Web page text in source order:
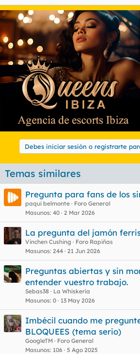
Debes iniciar sesión o registrarte
Temas similares
Pregunta para fans de los
paqui belmonte
Foro General
Masunos 40 2 Mar 2026
La pregunta del jamón
Vinchen Cushing
Foro Rapiñas
Masunos 244 21 Jun 2026
Preguntas abiertas y sin
entender vuestro trabajo.
Sebas38
La Whiskería
Masunos 0 13 May 2026
Imbécil cuando me
BLOQUEES (tema serio)
GoogleTM
Foro General
Masunos 106 5 Ago 2025